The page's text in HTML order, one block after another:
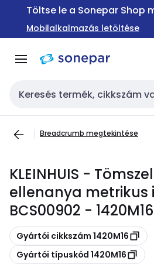
Ugrás a
Ugrás a
tartalomra
Töltse le a Sonepar Shop
Mobilalkalmazás letöltése
Keresési bemenet
Breadcrumb megtekintése
KLEINHUIS -
ellenanya metrikus
BCS00902 - 1420M16
Másolás
Gyártói cikkszám 1420M16
Másolás
Gyártói típuskód 1420M16